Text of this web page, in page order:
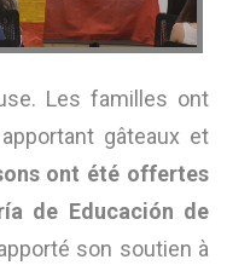
Les familles ont
gâteaux et
ont été offertes
de Educación de
son soutien à